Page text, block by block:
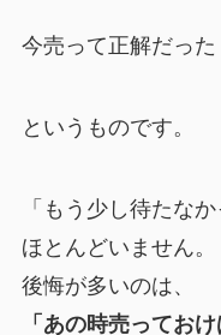
今売って正解だった
というものです。
「もう少し待たな
ほとんどいません。
後悔が多いのは、
「あの時売っておけ